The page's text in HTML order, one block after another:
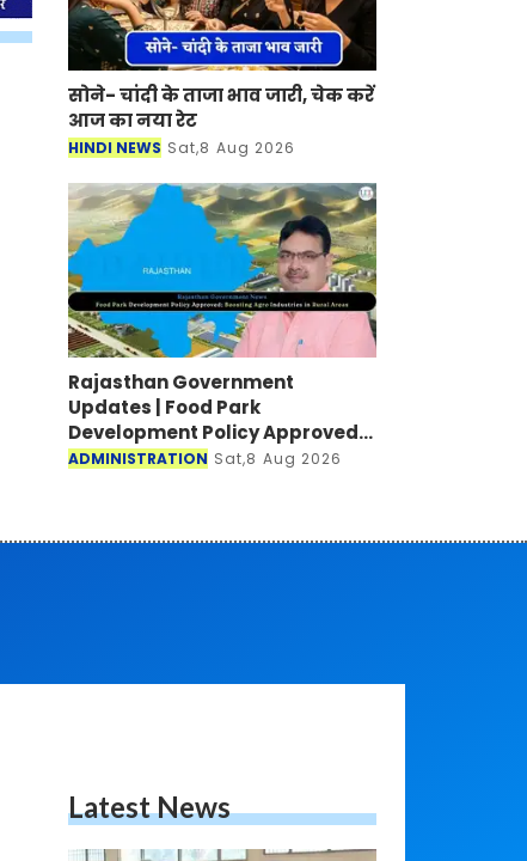
सोने- चांदी के ताजा भाव जारी, चेक करें
आज का नया रेट
HINDI NEWS Sat,8 Aug 2026
Rajasthan Government
Updates | Food Park
Development Policy Approved;
Boosting Agro Industries in
ADMINISTRATION Sat,8 Aug 2026
Latest News